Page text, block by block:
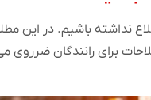
نداشته باشیم. در
برای رانندگان ضرروی